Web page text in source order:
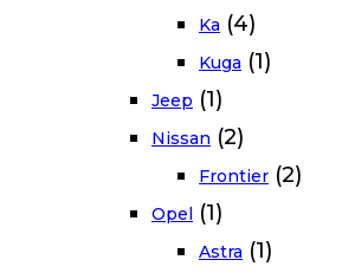
Ka (4)
Kuga (1)
Jeep (1)
Nissan (2)
Frontier (2)
Opel (1)
Astra (1)